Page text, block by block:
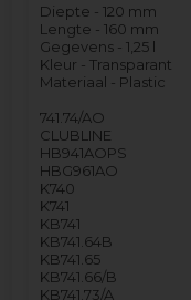
Diepte - 120 mm
Lengte - 160 mm
Gegevens - 1,25 l
Kleur - Transparant
Materiaal - Plastic
741.74/AO
CLUBLINE
HB941AOPS
HBG961AO
K740
K741
KB741
KB741.64B
KB741.65
KB741.66/B
KB741.73/A